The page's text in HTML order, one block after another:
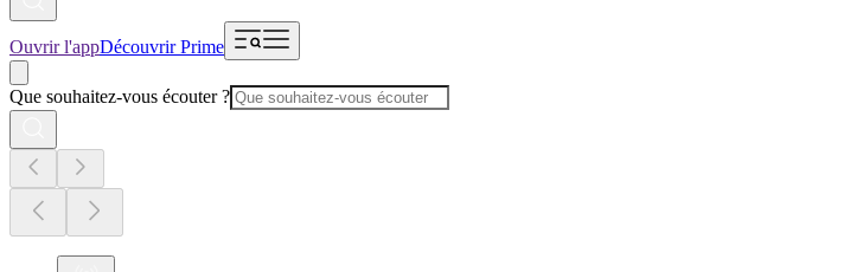
Ouvrir l'appDécouvrir Prime
Que souhaitez-vous écouter ?